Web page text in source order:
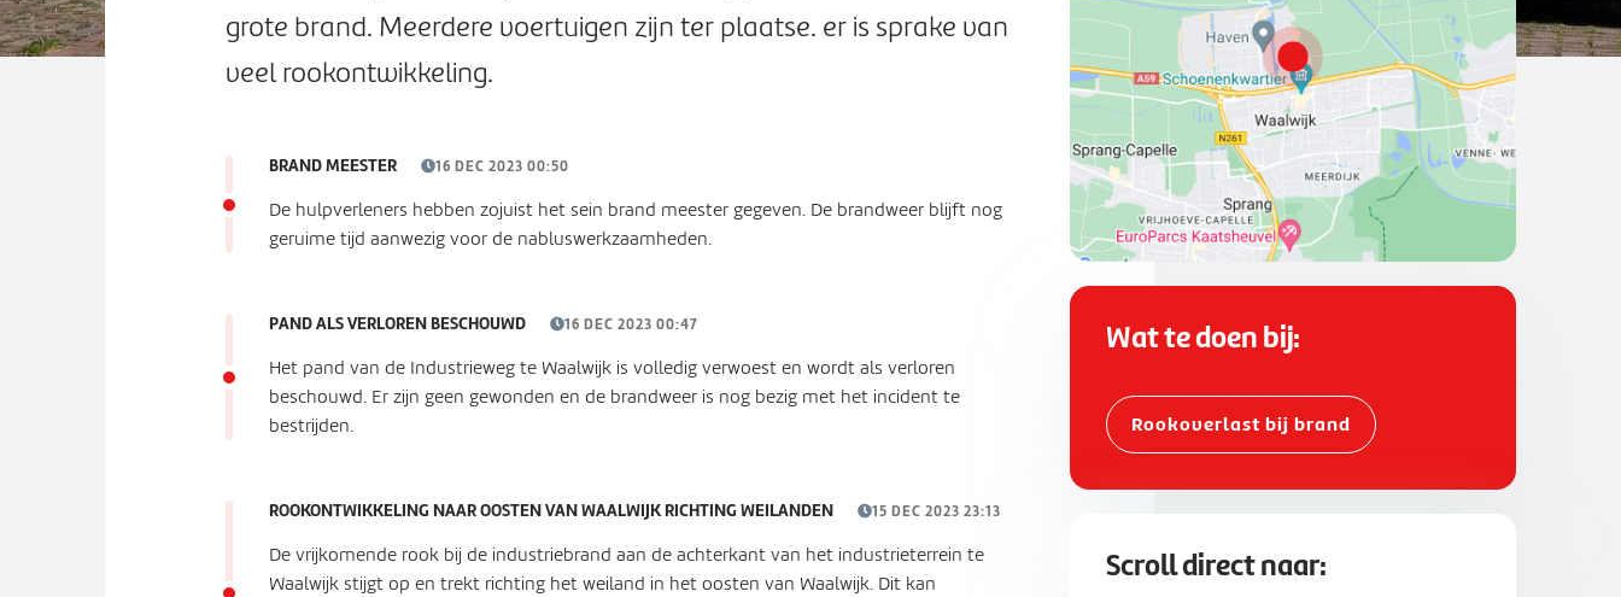
grote brand. Meerdere voertuigen zijn ter plaatse. er is sprake van
veel rookontwikkeling.
BRAND MEESTER 16 DEC 2023 00:50
De hulpverleners hebben zojuist het sein brand meester gegeven. De brandweer blijft nog
geruime tijd aanwezig voor de nabluswerkzaamheden.
PAND ALS VERLOREN BESCHOUWD 16 DEC 2023 00:47
Het pand van de Industrieweg te Waalwijk is volledig verwoest en wordt als verloren
beschouwd. Er zijn geen gewonden en de brandweer is nog bezig met het incident te
bestrijden.
ROOKONTWIKKELING NAAR OOSTEN VAN WAALWIJK RICHTING WEILANDEN 15 DEC 2023 23:13
De vrijkomende rook bij de industriebrand aan de achterkant van het industrieterrein te
Waalwijk stijgt op en trekt richting het weiland in het oosten van Waalwijk. Dit kan
Wat te doen bij:
Rookoverlast bij brand
Scroll direct naar: